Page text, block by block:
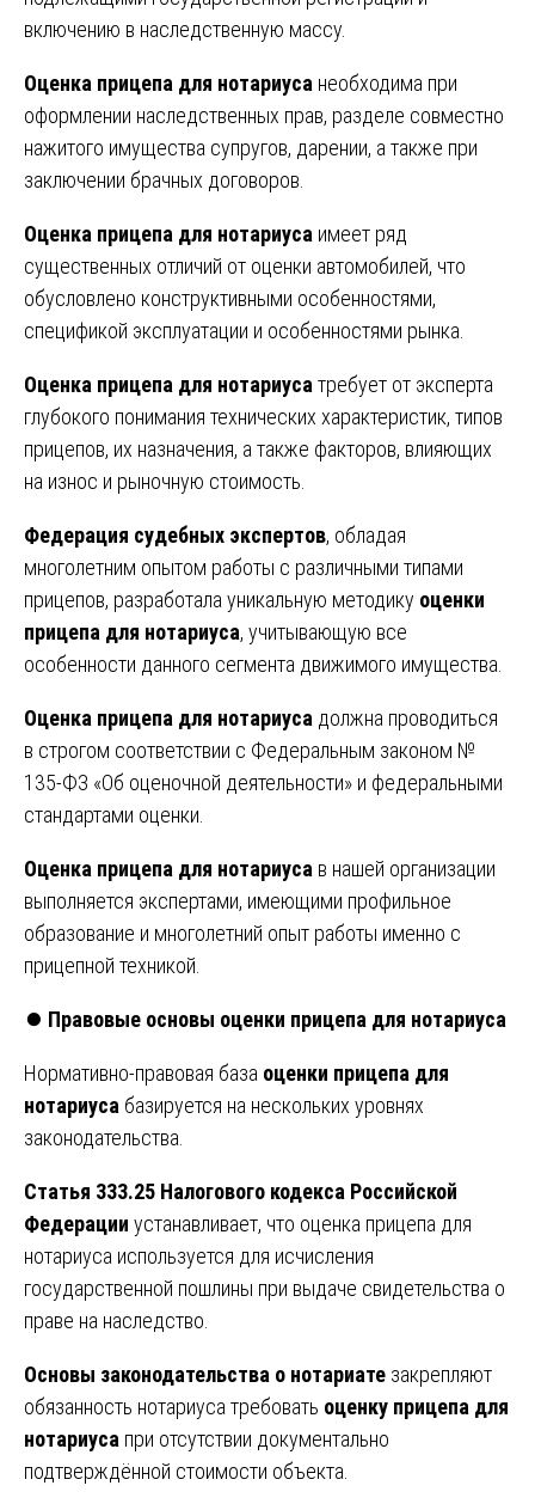
включению в наследственную массу.
Оценка прицепа для нотариуса необходима при
оформлении наследственных прав, разделе совместно
нажитого имущества супругов, дарении, а также при
заключении брачных договоров.
Оценка прицепа для нотариуса имеет ряд
существенных отличий от оценки автомобилей, что
обусловлено конструктивными особенностями,
спецификой эксплуатации и особенностями рынка.
Оценка прицепа для нотариуса требует от эксперта
глубокого понимания технических характеристик, типов
прицепов, их назначения, а также факторов, влияющих
на износ и рыночную стоимость.
Федерация судебных экспертов, обладая
многолетним опытом работы с различными типами
прицепов, разработала уникальную методику оценки
прицепа для нотариуса, учитывающую все
особенности данного сегмента движимого имущества.
Оценка прицепа для нотариуса должна проводиться
в строгом соответствии с Федеральным законом №
135-ФЗ «Об оценочной деятельности» и федеральными
стандартами оценки.
Оценка прицепа для нотариуса в нашей организации
выполняется экспертами, имеющими профильное
образование и многолетний опыт работы именно с
прицепной техникой.
⏺️ Правовые основы оценки прицепа для нотариуса
Нормативно-правовая база оценки прицепа для
нотариуса базируется на нескольких уровнях
законодательства.
Статья 333.25 Налогового кодекса Российской
Федерации устанавливает, что оценка прицепа для
нотариуса используется для исчисления
государственной пошлины при выдаче свидетельства о
праве на наследство.
Основы законодательства о нотариате закрепляют
обязанность нотариуса требовать оценку прицепа для
нотариуса при отсутствии документально
подтверждённой стоимости объекта.